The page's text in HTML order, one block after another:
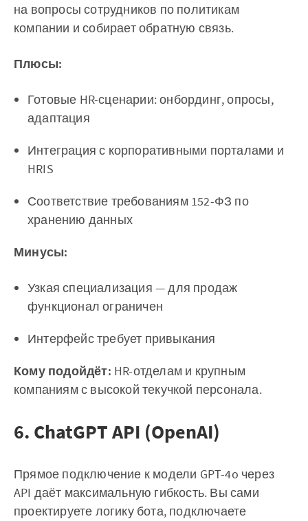
на вопросы сотрудников по политикам
компании и собирает обратную связь.
Плюсы:
Готовые HR-сценарии: онбординг, опросы,
адаптация
Интеграция с корпоративными порталами и
HRIS
Соответствие требованиям 152-ФЗ по
хранению данных
Минусы:
Узкая специализация — для продаж
функционал ограничен
Интерфейс требует привыкания
Кому подойдёт: HR-отделам и крупным
компаниям с высокой текучкой персонала.
6. ChatGPT API (OpenAI)
Прямое подключение к модели GPT-4o через
API даёт максимальную гибкость. Вы сами
проектируете логику бота, подключаете